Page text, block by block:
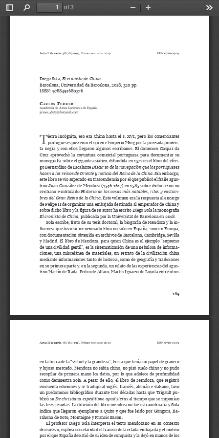
Toggle
Find
of 3
Zoom
189
Diego Sola, El cronista de China.
Barcelona, Universidad de Barcelona, 2018, 320 pp.
ISBN: 9788491680376
C a r l o s Fe r r e r
Academia de Artes Escénicas de España
james_duty@hotmail.com
Tierra  incógnita,  eso  era  China  hasta  el  s.  XVI,  pero  los  comerciantes
portugueses pusieron el ojo en el imperio Ming por la preciada pimien-
ta  negra  y  con  ellos  llegaron  algunos  escribanos.  El  dominico  Gaspar  da
Cruz  aprovechó  la  coyuntura  comercial  portuguesa  para  documentar  su
monografía sobre el gigante asiático, difundida en 1577 en el libro del cléri-
go Bernardino de Escalante Discurso de la navegación que los portugueses
hacen a los reinos de Oriente y noticia del Reino de la China. Sin embargo,
este libro se vio superado en trascendencia por el que publicó el fraile agus-
tino Juan González de Mendoza (1546-1617) en 1585 sobre dicho reino no
cristiano e intitulado Historia de las cosas más notables, ritos y costum-
bres del Gran Reino de la China. Este volumen era la respuesta al encargo
de Felipe II de organizar una embajada destinada al emperador de China y
sobre dicho libro y la figura de su autor ha escrito Diego Sola la monografía
El cronista de China , publicada por la Universitat de Barcelona en 2018.
Sola escribe, fruto de su tesis doctoral, la biografía de Mendoza y la in-
fluencia que tuvo su mencionado libro no solo en España, sino en Europa,
con documentación obtenida en archivos de Barcelona, Cambridge, Sevilla
y Madrid. El libro de Mendoza, para quien China es el ejemplo “supremo
de una civilidad gentil”, es la sistematización de una nebulosa de informa-
ciones,  una  miscelánea  de  materiales,  un  retrato  de  la  civilización  china
mediante informaciones tanto de historia, como de geografía y tradiciones
en su primera parte y, en la segunda, un relato de las experiencias del agus-
tino Martín de Rada, Pedro de Alfaro, Martín Ignacio de Loyola entre otros
Acta Literaria 58 (189-191), Primer semestre 2019 ISSN 0716-0909
en la tierra de la “virtud y la grandeza”, tierra que tenía un papel de granero
y lujoso mercado. Mendoza no sabía chino, no pisó suelo chino y no pudo
recopilar  de  primera  mano  los  datos,  por  lo  que  adolece  de  profundidad
como  demuestra  Sola.  A  pesar  de  ello,  el  libro  de  Mendoza,  que  registró
cincuenta ediciones y se tradujo al inglés, francés, alemán e italiano, tuvo
un predominio bibliográfico durante tres décadas hasta que Trigault pu-
blicó su De christiana expeditione apud sicras al tiempo que se imponían
las tesis jesuitas. La difusión del libro mendozano fue extraordinaria y Sola
indica que llegaron ejemplares a Quito y que fue leído por Góngora, Ba-
rahona de Soto, Montaigne y Francis Bacon.
El  profesor  Diego  Sola  interpreta  el  texto  mendozano  en  su  contexto
discursivo, explica con claridad el fracaso de la citada embajada y el motivo
por el que España desistió de su idea de conquista y la dejó en manos de los
Acta Literaria 58 (189-191), Primer semestre 2019 ISSN 0716-0909